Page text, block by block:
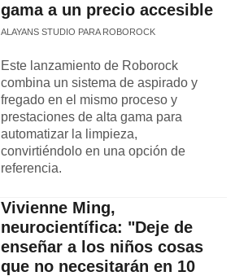
gama a un precio accesible
ALAYANS STUDIO PARA ROBOROCK
Este lanzamiento de Roborock
combina un sistema de aspirado y
fregado en el mismo proceso y
prestaciones de alta gama para
automatizar la limpieza,
convirtiéndolo en una opción de
referencia.
Vivienne Ming,
neurocientífica: "Deje de
enseñar a los niños cosas
que no necesitarán en 10